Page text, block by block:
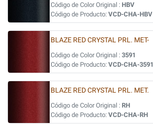
Código de Color Original : HBV
Código de Producto: VCD-CHA-HBV
BLAZE RED CRYSTAL PRL. MET-
Código de Color Original : 3591
Código de Producto: VCD-CHA-3591
BLAZE RED CRYSTAL PRL. MET.
Código de Color Original : RH
Código de Producto: VCD-CHA-RH